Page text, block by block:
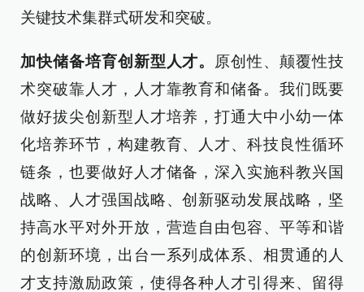
关键技术集群式研发和突破。
加快储备培育创新型人才。 原创性、颠覆性技
术突破靠人才，人才靠教育和储备。我们既要
做好拔尖创新型人才培养，打通大中小幼一体
化培养环节，构建教育、人才、科技良性循环
链条，也要做好人才储备，深入实施科教兴国
战略、人才强国战略、创新驱动发展战略，坚
持高水平对外开放，营造自由包容、平等和谐
的创新环境，出台一系列成体系、相贯通的人
才支持激励政策，使得各种人才引得来、留得